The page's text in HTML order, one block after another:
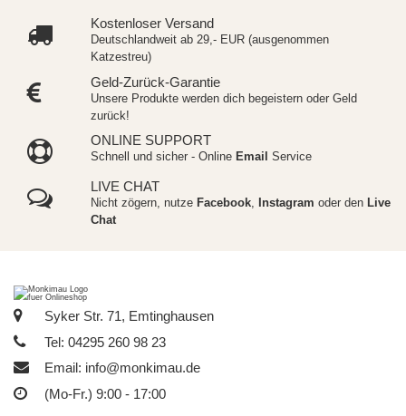
Kostenloser Versand
Deutschlandweit ab 29,- EUR (ausgenommen
Katzestreu)
Geld-Zurück-Garantie
Unsere Produkte werden dich begeistern oder Geld
zurück!
ONLINE SUPPORT
Schnell und sicher - Online Email Service
LIVE CHAT
Nicht zögern, nutze Facebook, Instagram oder denLive
Chat
Syker Str. 71, Emtinghausen
Tel: 04295 260 98 23
Email: info@monkimau.de
(Mo-Fr.) 9:00 - 17:00